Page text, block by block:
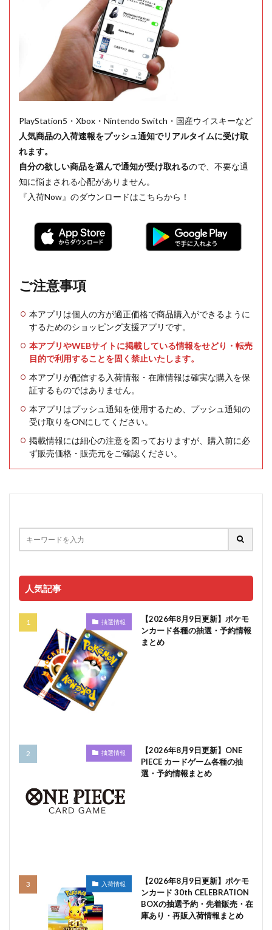
PlayStation5・Xbox・Nintendo Switch・国産ウイスキーなど
人気商品の入荷速報をプッシュ通知でリアルタイムに受け取
れます。
自分の欲しい商品を選んで通知が受け取れるので、不要な通
知に悩まされる心配がありません。
『入荷Now』のダウンロードはこちらから！
ご注意事項
本アプリは個人の方が適正価格で商品購入ができるように
するためのショッピング支援アプリです。
本アプリやWEBサイトに掲載している情報をせどり・転売
目的で利用することを固く禁止いたします。
本アプリが配信する入荷情報・在庫情報は確実な購入を保
証するものではありません。
本アプリはプッシュ通知を使用するため、プッシュ通知の
受け取りをONにしてください。
掲載情報には細心の注意を図っておりますが、購入前に必
ず販売価格・販売元をご確認ください。
人気記事
抽選情報
【2026年8月9日更新】ポケモ
ンカード各種の抽選・予約情報
まとめ
抽選情報
【2026年8月9日更新】ONE
PIECE カードゲーム各種の抽
選・予約情報まとめ
入荷情報
【2026年8月9日更新】ポケモ
ンカード 30th CELEBRATION
BOXの抽選予約・先着販売・在
庫あり・再販入荷情報まとめ